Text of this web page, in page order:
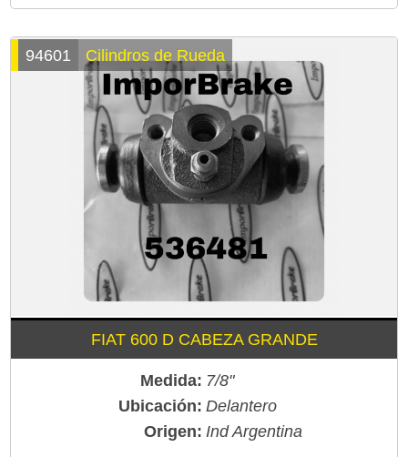
FIAT 600 D CABEZA GRANDE
Medida: 7/8"
Ubicación: Delantero
Origen: Ind Argentina
94601 Cilindros de Rueda